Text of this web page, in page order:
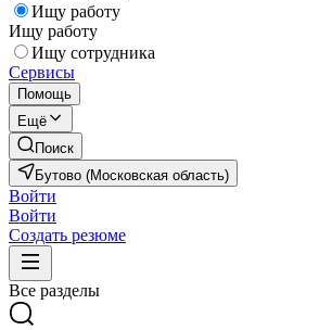
Ищу работу
Ищу работу
Ищу сотрудника
Сервисы
Помощь
Ещё
Поиск
Бутово (Московская область)
Войти
Войти
Создать резюме
Все разделы